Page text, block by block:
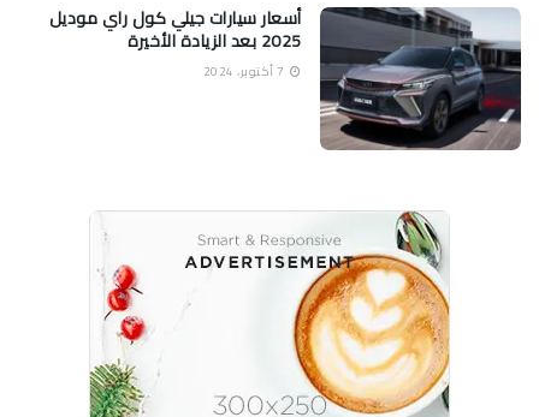
أسعار سيارات جيلي كول راي موديل
2025 بعد الزيادة الأخيرة